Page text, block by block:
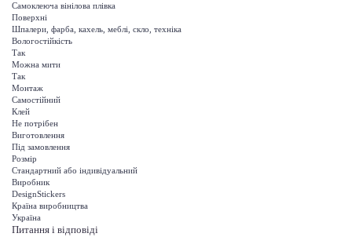
Самоклеюча вінілова плівка
Поверхні
Шпалери, фарба, кахель, меблі, скло, техніка
Вологостійкість
Так
Можна мити
Так
Монтаж
Самостійний
Клей
Не потрібен
Виготовлення
Під замовлення
Розмір
Стандартний або індивідуальний
Виробник
DesignStickers
Країна виробництва
Україна
Питання і відповіді